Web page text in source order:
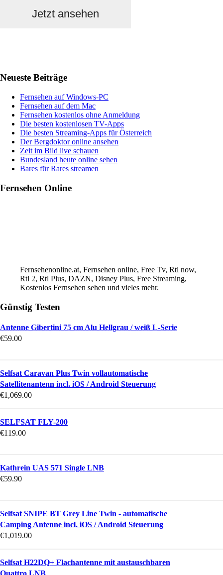
Jetzt ansehen
Sidebar
Neueste Beiträge
Fernsehen auf Windows-PC
Fernsehen auf dem Mac
Fernsehen kostenlos ohne Anmeldung
Die besten kostenlosen TV-Apps
Die besten Streaming-Apps für Österreich
Der Bergdoktor online ansehen
Zeit im Bild live schauen
Bundesland heute online sehen
Bares für Rares streamen
Fernsehen Online
Fernsehenonline.at, Fernsehen online, Free Tv, Rtl now,
Rtl 2, Rtl Plus, DAZN, Disney Plus, Free Streaming,
Kostenlos Fernsehen sehen und vieles mehr.
Günstig Testen
Antenne Gibertini 75 cm Alu Hellgrau / weiß L-Serie
€59.00
Selfsat Caravan Plus Twin vollautomatische
Satellitenantenn incl. iOS / Android Steuerung
€1,069.00
SELFSAT FLY-200
€119.00
Kathrein UAS 571 Single LNB
€59.90
Selfsat SNIPE BT Grey Line Twin - automatische
Camping Antenne incl. iOS / Android Steuerung
€1,019.00
Selfsat H22DQ+ Flachantenne mit austauschbaren
Quattro LNB